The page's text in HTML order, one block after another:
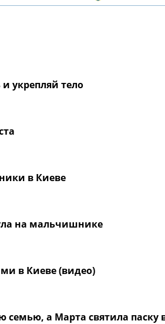
укрепляй тело
в Киеве
на мальчишнике
в Киеве (видео)
семью, а Марта святила паску